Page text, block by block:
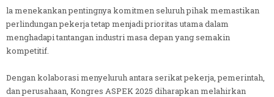
la menekankan pentingnya komitmen seluruh pihak memastikan
perlindungan pekerja tetap menjadi prioritas utama dalam
menghadapi tantangan industri masa depan yang semakin
kompetitif.
Dengan kolaborasi menyeluruh antara serikat pekerja, pemerintah,
dan perusahaan, Kongres ASPEK 2025 diharapkan melahirkan